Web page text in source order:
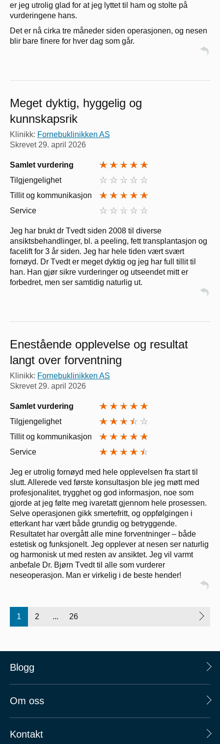
er jeg utrolig glad for at jeg lyttet til ham og stolte på
vurderingene hans.
Det er nå cirka tre måneder siden operasjonen, og nesen
blir bare finere for hver dag som går.
Meget dyktig, hyggelig og
kunnskapsrik
Klinikk: Fornebuklinikken AS
Skrevet 29. april 2026
Samlet vurdering
Tilgjengelighet
Tillit og kommunikasjon
Service
Jeg har brukt dr Tvedt siden 2008 til diverse
ansiktsbehandlinger, bl. a peeling, fett transplantasjon og
facelift for 3 år siden. Jeg har hele tiden vært svært
fornøyd. Dr Tvedt er meget dyktig og jeg har full tillit til
han. Han gjør sikre vurderinger og utseendet mitt er
forbedret, men ser samtidig naturlig ut.
Enestående opplevelse og resultat
langt over forventning
Klinikk: Fornebuklinikken AS
Skrevet 29. april 2026
Samlet vurdering
Tilgjengelighet
Tillit og kommunikasjon
Service
Jeg er utrolig fornøyd med hele opplevelsen fra start til
slutt. Allerede ved første konsultasjon ble jeg møtt med
profesjonalitet, trygghet og god informasjon, noe som
gjorde at jeg følte meg ivaretatt gjennom hele prosessen.
Selve operasjonen gikk smertefritt, og oppfølgingen i
etterkant har vært både grundig og betryggende.
Resultatet har overgått alle mine forventninger – både
estetisk og funksjonelt. Jeg opplever at nesen ser naturlig
og harmonisk ut med resten av ansiktet. Jeg vil varmt
anbefale Dr. Bjørn Tvedt til alle som vurderer
neseoperasjon. Man er virkelig i de beste hender!
1 2 ... 26
Blogg
Om oss
Kontakt